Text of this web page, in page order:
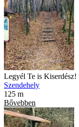
Legyél Te is Kiserdész!
Szendehely
125 m
Bővebben